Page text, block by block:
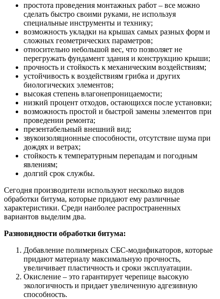
простота проведения монтажных работ – все можно
сделать быстро своими руками, не используя
специальные инструменты и технику;
возможность укладки на крышах самых разных форм и
сложных геометрических параметров;
относительно небольшой вес, что позволяет не
перегружать фундамент здания и конструкцию крыши;
прочность и стойкость к механическим воздействиям;
устойчивость к воздействиям грибка и других
биологических элементов;
высокая степень влагонепроницаемости;
низкий процент отходов, остающихся после установки;
возможность простой и быстрой замены элементов при
проведении ремонта;
презентабельный внешний вид;
звукоизоляционные способности, отсутствие шума при
дождях и ветрах;
стойкость к температурным перепадам и погодным
явлениям;
долгий срок службы.
Сегодня производители используют несколько видов
обработки битума, которые придают ему различные
характеристики. Среди наиболее распространенных
вариантов выделим два.
Разновидности обработки битума:
Добавление полимерных СБС-модификаторов, которые
придают материалу максимальную прочность,
увеличивает пластичность и сроки эксплуатации.
Окисление – это гарантирует черепице высокую
экологичность и придает увеличенную адгезивную
способность.